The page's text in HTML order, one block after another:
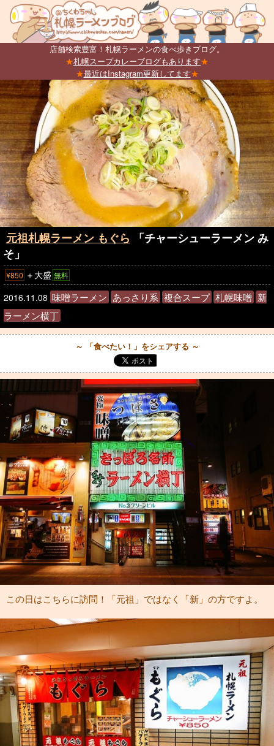
店舗検索豊富！札幌ラーメンの食べ歩きブログ。
★札幌スープカレーブログもあります★
★最近はInstagram更新してます★
元祖札幌ラーメン もぐら
「チャーシューラーメン み
そ」
¥850 ＋大盛 無料
2016.11.08 味噌ラーメン あっさり系 複合スープ 札幌味噌 新
ラーメン横丁
～ 「食べたい！」をシェアする ～
この日はこちらに訪問！「元祖」ではなく「新」の方ですよ。